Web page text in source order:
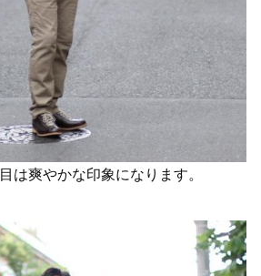
は爽やかな印象になります。